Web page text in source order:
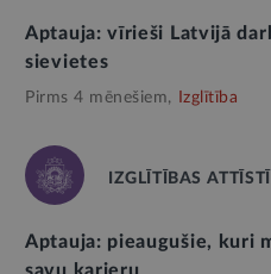
Aptauja: vīrieši Latvijā
sievietes
Pirms 4 mēnešiem, Izglītība
IZGLĪTĪBAS
Aptauja: pieaugušie, kuri